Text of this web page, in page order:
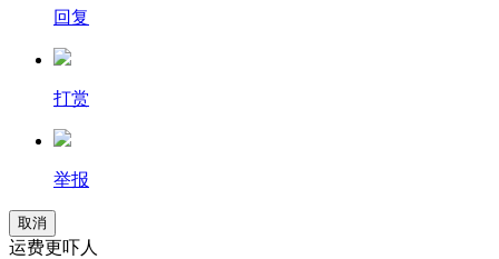
回复
打赏
举报
取消
运费更吓人